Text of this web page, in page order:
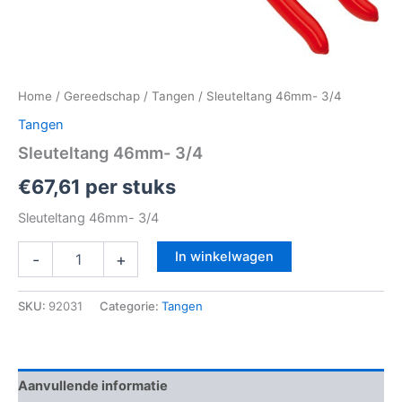
Home / Gereedschap / Tangen / Sleuteltang 46mm- 3/4
Tangen
Sleuteltang 46mm- 3/4
€67,61 per stuks
Sleuteltang 46mm- 3/4
- + In winkelwagen
SKU: 92031 Categorie: Tangen
Aanvullende informatie